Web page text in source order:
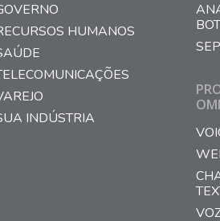
HUMANOS
INDÚSTRIA